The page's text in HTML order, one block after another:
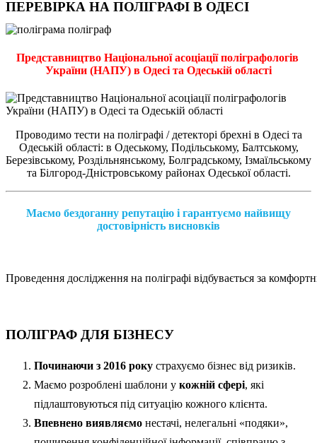
ПЕРЕВІРКА НА ПОЛІГРАФІ В ОДЕСІ
Представництво Національної асоціації поліграфологів
України (НАПУ) в Одесі та Одеській області
Проводимо тести на поліграфі / детекторі брехні в Одесі та
Одеській області: в Одеському, Подільському, Балтському,
Березівському, Роздільнянському, Болградському, Ізмаїльському
та Білгород-Дністровському районах Одеської області.
Маємо бездоганну репутацію і гарантуємо найвищу
достовірність висновків
Проведення дослідження на поліграфі відбувається за
ПОЛІГРАФ ДЛЯ БІЗНЕСУ
Починаючи з 2016 року страхуємо бізнес від ризиків.
Маємо розроблені шаблони у кожній сфері, які
підлаштовуються під ситуацію кожного клієнта.
Впевнено виявляємо нестачі, нелегальні «подяки»,